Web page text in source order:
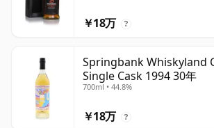
￥18万 ?
Springbank Whiskyland
Single Cask 1994 30年
700ml • 44.8%
￥18万 ?